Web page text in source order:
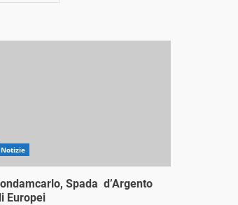
Notizie
Spada d’Argento
Europei